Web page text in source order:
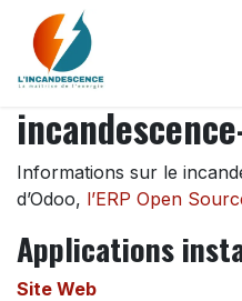
Se rendre au contenu
Informations sur le
d’Odoo, l’ERP Open
Applications
Site Web